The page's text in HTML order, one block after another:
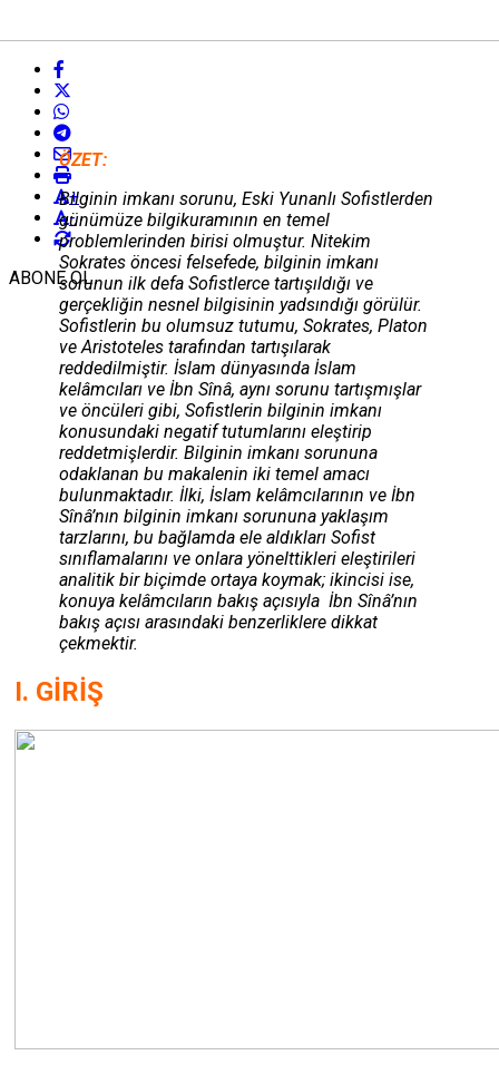
+
-
ABONE OL
ÖZET:
Bilginin imkanı sorunu, Eski Yunanlı Sofistlerden
günümüze bilgikuramının en temel
problemlerinden birisi olmuştur. Nitekim
Sokrates öncesi felsefede, bilginin imkanı
sorunun ilk defa Sofistlerce tartışıldığı ve
gerçekliğin nesnel bilgisinin yadsındığı görülür.
Sofistlerin bu olumsuz tutumu, Sokrates, Platon
ve Aristoteles tarafından tartışılarak
reddedilmiştir. İslam dünyasında İslam
kelâmcıları ve İbn Sînâ, aynı sorunu tartışmışlar
ve öncüleri gibi, Sofistlerin bilginin imkanı
konusundaki negatif tutumlarını eleştirip
reddetmişlerdir. Bilginin imkanı sorununa
odaklanan bu makalenin iki temel amacı
bulunmaktadır. İlki, İslam kelâmcılarının ve İbn
Sînâ’nın bilginin imkanı sorununa yaklaşım
tarzlarını, bu bağlamda ele aldıkları Sofist
sınıflamalarını ve onlara yönelttikleri eleştirileri
analitik bir biçimde ortaya koymak; ikincisi ise,
konuya kelâmcıların bakış açısıyla İbn Sînâ’nın
bakış açısı arasındaki benzerliklere dikkat
çekmektir.
I. GİRİŞ